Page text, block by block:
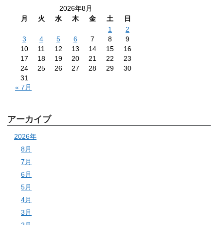
2026年8月
月
火 水 木 金 土
日
1
2
3
4 5 6 7 8
9
10
11 12 13 14 15
16
17
18 19 20 21 22
23
24
25 26 27 28 29
30
31
« 7月
アーカイブ
2026年
8月
7月
6月
5月
4月
3月